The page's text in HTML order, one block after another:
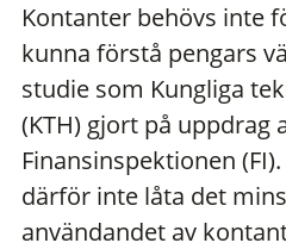
Kontanter behövs inte
kunna förstå pengars
studie som Kungliga
(KTH) gjort på uppdrag
Finansinspektionen
därför inte låta det
användandet av